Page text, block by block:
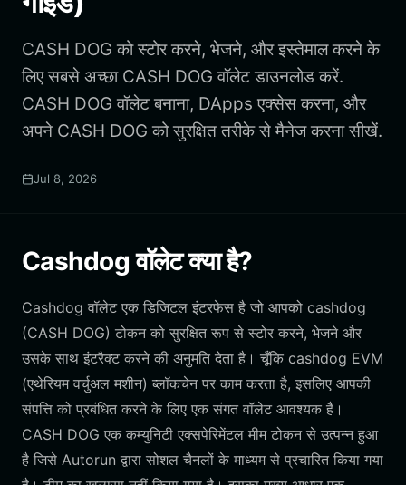
Português (Brasil)
Español (Argentina)
CASH DOG को स्टोर करने, भेजने, और इस्तेमाल करने के
लिए सबसे अच्छा CASH DOG वॉलेट डाउनलोड करें.
CASH DOG वॉलेट बनाना, DApps एक्सेस करना, और
अपने CASH DOG को सुरक्षित तरीके से मैनेज करना सीखें.
Jul 8, 2026
Cashdog वॉलेट क्या है?
Cashdog वॉलेट एक डिजिटल इंटरफेस है जो आपको cashdog
(CASH DOG) टोकन को सुरक्षित रूप से स्टोर करने, भेजने और
उसके साथ इंटरैक्ट करने की अनुमति देता है। चूँकि cashdog EVM
(एथेरियम वर्चुअल मशीन) ब्लॉकचेन पर काम करता है, इसलिए आपकी
संपत्ति को प्रबंधित करने के लिए एक संगत वॉलेट आवश्यक है।
CASH DOG एक कम्युनिटी एक्सपेरिमेंटल मीम टोकन से उत्पन्न हुआ
है जिसे Autorun द्वारा सोशल चैनलों के माध्यम से प्रचारित किया गया